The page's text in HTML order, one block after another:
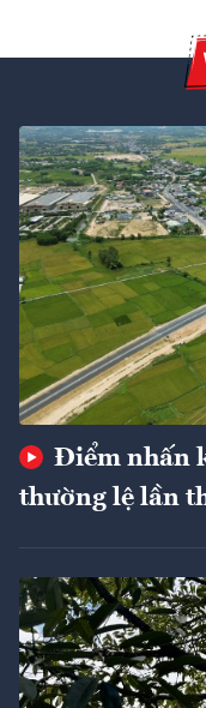
Điểm nhấn
thường lệ lần